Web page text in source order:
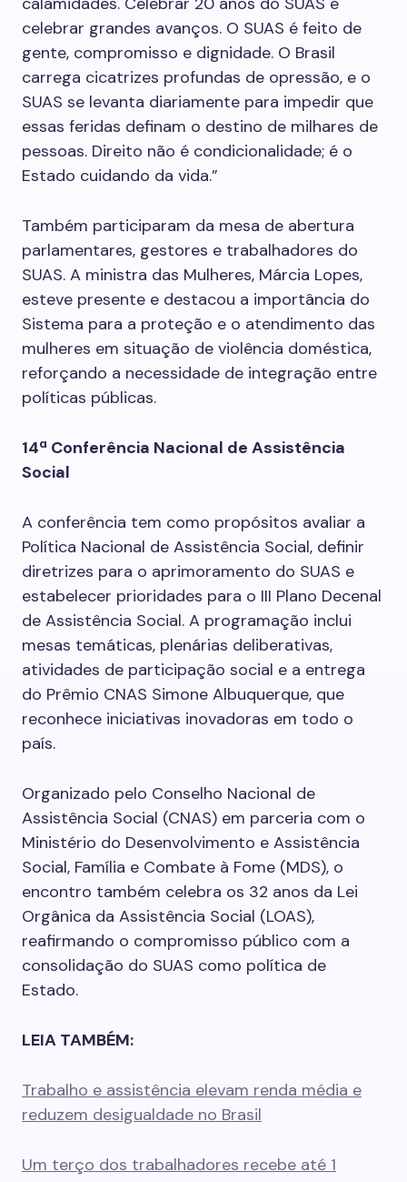
celebrar grandes avanços. O SUAS é feito de
gente, compromisso e dignidade. O Brasil
carrega cicatrizes profundas de opressão, e o
SUAS se levanta diariamente para impedir que
essas feridas definam o destino de milhares de
pessoas. Direito não é condicionalidade; é o
Estado cuidando da vida.”
Também participaram da mesa de abertura
parlamentares, gestores e trabalhadores do
SUAS. A ministra das Mulheres, Márcia Lopes,
esteve presente e destacou a importância do
Sistema para a proteção e o atendimento das
mulheres em situação de violência doméstica,
reforçando a necessidade de integração entre
políticas públicas.
14ª Conferência Nacional de Assistência
Social
A conferência tem como propósitos avaliar a
Política Nacional de Assistência Social, definir
diretrizes para o aprimoramento do SUAS e
estabelecer prioridades para o III Plano Decenal
de Assistência Social. A programação inclui
mesas temáticas, plenárias deliberativas,
atividades de participação social e a entrega
do Prêmio CNAS Simone Albuquerque, que
reconhece iniciativas inovadoras em todo o
país.
Organizado pelo Conselho Nacional de
Assistência Social (CNAS) em parceria com o
Ministério do Desenvolvimento e Assistência
Social, Família e Combate à Fome (MDS), o
encontro também celebra os 32 anos da Lei
Orgânica da Assistência Social (LOAS),
reafirmando o compromisso público com a
consolidação do SUAS como política de
Estado.
LEIA TAMBÉM:
Trabalho e assistência elevam renda média e
reduzem desigualdade no Brasil
Um terço dos trabalhadores recebe até 1